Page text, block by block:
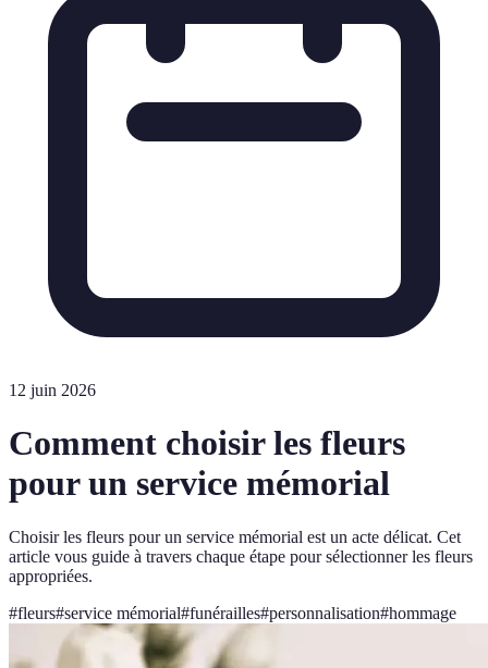
12 juin 2026
Comment choisir les fleurs
pour un service mémorial
Choisir les fleurs pour un service mémorial est un acte délicat. Cet
article vous guide à travers chaque étape pour sélectionner les fleurs
appropriées.
#fleurs#service mémorial#funérailles#personnalisation#hommage